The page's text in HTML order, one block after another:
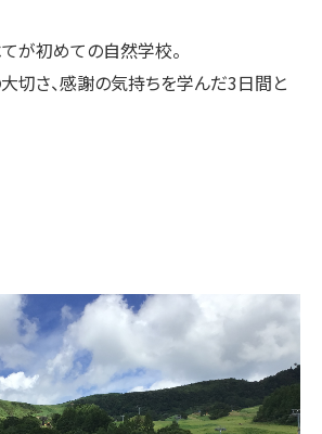
が初めての自然学校。
切さ、感謝の気持ちを学んだ3日間と